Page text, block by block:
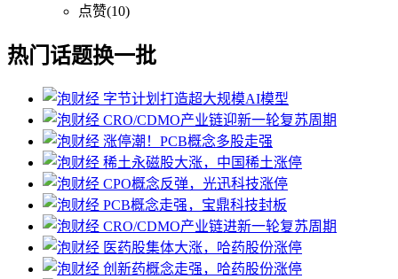
点赞(10)
热门话题换一批
字节计划打造超大规模AI模型
CRO/CDMO产业链迎新一轮复苏周期
涨停潮！PCB概念多股走强
稀土永磁股大涨，中国稀土涨停
CPO概念反弹，光迅科技涨停
PCB概念走强，宝鼎科技封板
CRO/CDMO产业链进新一轮复苏周期
医药股集体大涨，哈药股份涨停
创新药概念走强，哈药股份涨停